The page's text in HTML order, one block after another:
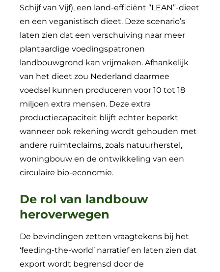
Schijf van Vijf), een land-efficiënt “LEAN”-dieet
en een veganistisch dieet. Deze scenario’s
laten zien dat een verschuiving naar meer
plantaardige voedingspatronen
landbouwgrond kan vrijmaken. Afhankelijk
van het dieet zou Nederland daarmee
voedsel kunnen produceren voor 10 tot 18
miljoen extra mensen. Deze extra
productiecapaciteit blijft echter beperkt
wanneer ook rekening wordt gehouden met
andere ruimteclaims, zoals natuurherstel,
woningbouw en de ontwikkeling van een
circulaire bio-economie.
De rol van landbouw
heroverwegen
De bevindingen zetten vraagtekens bij het
‘feeding-the-world’ narratief en laten zien dat
export wordt begrensd door de